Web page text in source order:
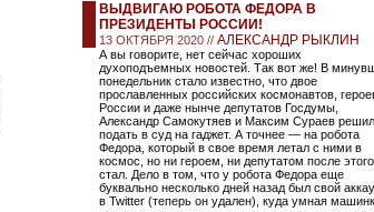
ВЫДВИГАЮ РОБОТА ФЕДОРА В
ПРЕЗИДЕНТЫ РОССИИ!
13 ОКТЯБРЯ 2020 // АЛЕКСАНДР РЫКЛИН
А вы говорите, нет сейчас хороших
духоподъемных новостей. Так вот же! В
понедельник стало известно, что двое
прославленных российских космонавтов,
России и даже нынче депутатов Госдумы,
Александр Самокутяев и Максим Сураев
подать в суд на гаджет. А точнее — на робота
Федора, который в свое время летал с ними в
космос, но ни героем, ни депутатом после
стал. Дело в том, что у робота Федора еще
буквально несколько дней назад был свой
в Twitter (теперь он удален), куда умная